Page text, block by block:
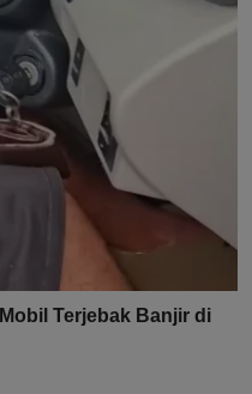
Terjebak Banjir di